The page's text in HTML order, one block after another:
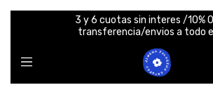
3 y 6 cuotas sin interes /10%
transferencia/envios a todo